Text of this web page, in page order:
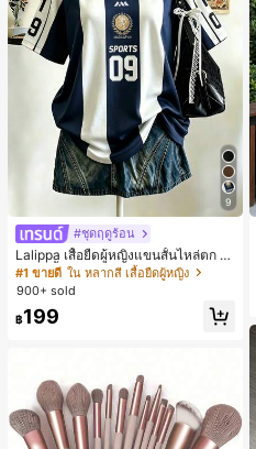
9
#ชุดฤดูร้อน
Lalippa เสื้อยืดผู้หญิงแขนสั้นไหล่ตก ค
อวีปกเสื้อ ลายพิมพ์ดิจิทัลลายทาง สไตล์
สปอร์ตแฟชั่นมินิมอล ของขวัญสำหรับเ
พื่อน
#1 ขายดี ใน หลากสี เสื้อยืดผู้หญิง
900+ sold
฿199